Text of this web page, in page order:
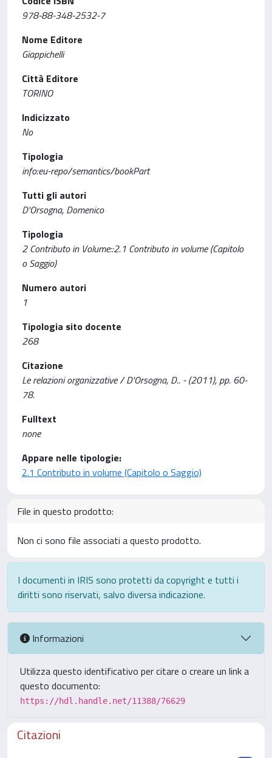
978-88-348-2532-7
Nome Editore
Giappichelli
Città Editore
TORINO
Indicizzato
No
Tipologia
info:eu-repo/semantics/bookPart
Tutti gli autori
D'Orsogna, Domenico
Tipologia
2 Contributo in Volume::2.1 Contributo in volume (Capitolo
o Saggio)
Numero autori
1
Tipologia sito docente
268
Citazione
Le relazioni organizzative / D'Orsogna, D.. - (2011), pp. 60-
78.
Fulltext
none
Appare nelle tipologie:
2.1 Contributo in volume (Capitolo o Saggio)
File in questo prodotto:
Non ci sono file associati a questo prodotto.
I documenti in IRIS sono protetti da copyright e tutti i
diritti sono riservati, salvo diversa indicazione.
Informazioni
Utilizza questo identificativo per citare o creare un link a
questo documento:
https://hdl.handle.net/11388/76629
Citazioni